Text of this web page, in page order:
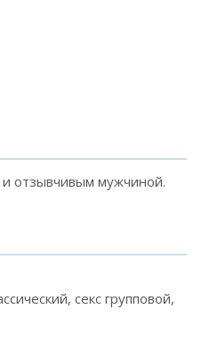
отзывчивым мужчиной.
секс групповой,